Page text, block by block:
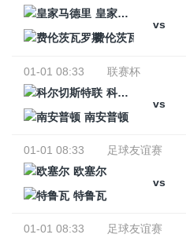
皇家马德里
vs
费伦茨瓦罗斯
01-01 08:33
联赛杯
科尔切斯特联
vs
南安普顿
01-01 08:33
足球友谊赛
欧塞尔
vs
特鲁瓦
01-01 08:33
足球友谊赛